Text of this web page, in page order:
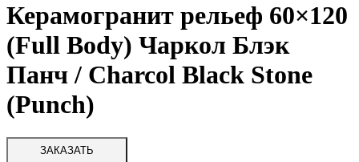
Керамогранит рельеф 60×120
(Full Body) Чаркол Блэк
Панч / Charcol Black Stone
(Punch)
ЗАКАЗАТЬ